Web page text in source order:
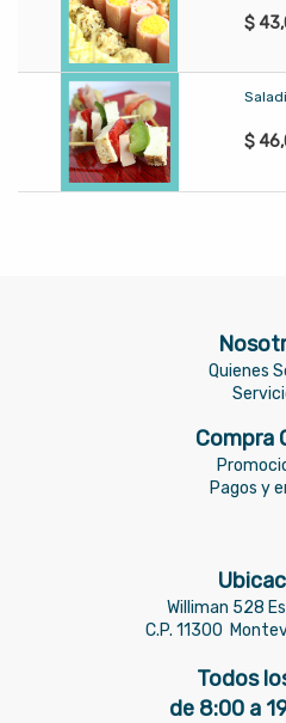
$
$
Quienes
Compra
Pagos y
Williman 528
C.P. 11300
Todos
de 8:00 a